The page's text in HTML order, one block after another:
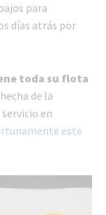
para
días atrás por
toda su flota
de la
en
este